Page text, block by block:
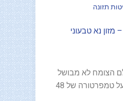
תזונה
הצומח לא מבושל
ולא מחומם (חומו לא עולה על טמפרטורה של 48